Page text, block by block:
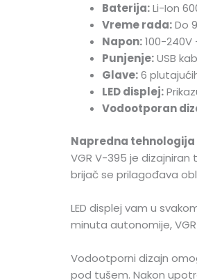
Baterija:Li-Ion
Vreme rada:Do
Napon:100-
Punjenje:USB
Glave:6
LED displej:
Vodootporan
Napredna
VGR V-395 je
brijač se prilagođava
LED displej vam u
minuta autonomije,
Vodootporni dizajn
pod tušem. Nakon